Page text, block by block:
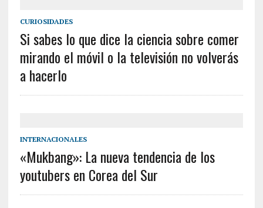
CURIOSIDADES
Si sabes lo que dice la ciencia sobre comer
mirando el móvil o la televisión no volverás
a hacerlo
INTERNACIONALES
«Mukbang»: La nueva tendencia de los
youtubers en Corea del Sur